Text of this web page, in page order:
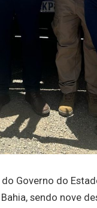
Governo do
sendo nove